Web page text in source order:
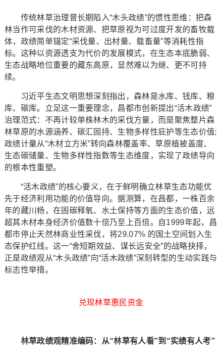
传统林草治理曾长期陷入“木头政绩”的惯性思维：把森
林当作可采伐的木材资源、把草原视为可过度开发的畜牧载
体，政绩简单锚定“采伐量、出材量、载畜量”等消耗性指
标。这种以资源透支为代价的发展模式，在生态本底脆弱、
生态战略地位重要的藏东高原，显然难以为继、更不可持
续。
习近平生态文明思想深刻指出，森林是水库、钱库、粮
库、碳库。立足这一重要理念，昌都市创新提出“活木政绩”
治理范式：不再计较单株林木的采伐方量，而是聚焦整片森
林草原的水源涵养、碳汇固持、生物多样性庇护等生态价值;
政绩计量从“木材立方米”转向森林覆盖率、草原植被盖度、
生态碳储量、生物多样性指数等生态维度，实现了政绩导向
的根本性重塑。
“活木政绩”的核心要义，在于鲜明确立林草生态功能优
先于经济利用功能的价值导向。据测算，在昌都，一株百余
年的藏川杨，在固碳释氧、水土保持等方面的生态价值，远
超其木材本身经济价值数十倍乃至上百倍。自1999年起，昌
都市停止天然林商业性采伐，将29.07% 的国土空间划入生
态保护红线。这一“舍短期效益、谋长远安全”的战略抉择，
正是政绩观从“木头政绩”向“活木政绩”深刻转型的生动实践与
标志性举措。
兑现林草惠民资金
林草政绩观精准编码：从“林草有人看”到“实绩有人考”